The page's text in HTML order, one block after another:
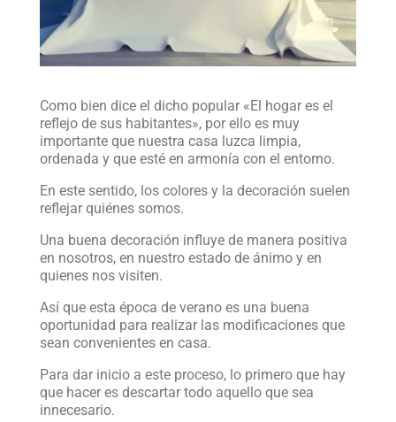
Como bien dice el dicho popular «El hogar es el
reflejo de sus habitantes», por ello es muy
importante que nuestra casa luzca limpia,
ordenada y que esté en armonía con el entorno.
En este sentido, los colores y la decoración suelen
reflejar quiénes somos.
Una buena decoración influye de manera positiva
en nosotros, en nuestro estado de ánimo y en
quienes nos visiten.
Así que esta época de verano es una buena
oportunidad para realizar las modificaciones que
sean convenientes en casa.
Para dar inicio a este proceso, lo primero que hay
que hacer es descartar todo aquello que sea
innecesario.